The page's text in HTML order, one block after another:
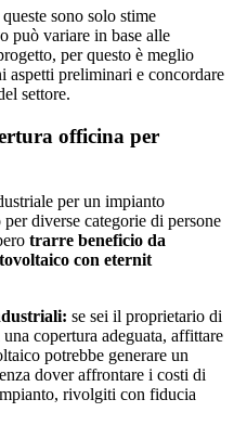
sono solo stime
può variare in base alle
per questo è meglio
aspetti preliminari e concordare
settore.
officina per
per un impianto
diverse categorie di persone
trarre beneficio da
con eternit
se sei il proprietario di
copertura adeguata, affittare
potrebbe generare un
dover affrontare i costi di
rivolgiti con fiducia